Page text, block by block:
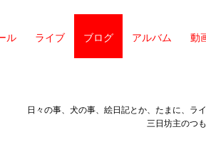
ル ライブ ブログ アルバム 動
日々の事、犬の事、絵日記とか、たまに、ラ
三日坊主のつ